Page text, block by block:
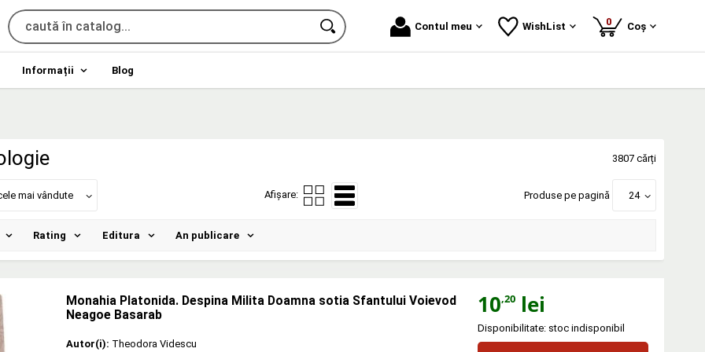
Contul meu WishList 0produse
Coș
Informații Blog
3807 cărți
mai vândute Afișare: Produse pe pagină 24
Rating Editura An publicare
Monahia Platonida. Despina Milita Doamna sotia Sfantului Voievod
Neagoe Basarab
Autor(i): Theodora Videscu
10,20lei
Disponibilitate: stoc indisponibil